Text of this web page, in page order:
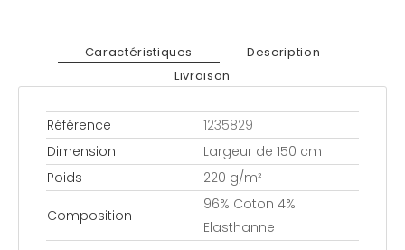
Caractéristiques
Description
Livraison
Référence
1235829
Dimension
Largeur de 150 cm
Poids
220 g/m²
Composition
96% Coton 4%
Elasthanne